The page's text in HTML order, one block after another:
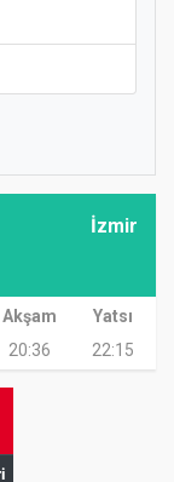
İzmir
Akşam
Yatsı
20:36 22:15